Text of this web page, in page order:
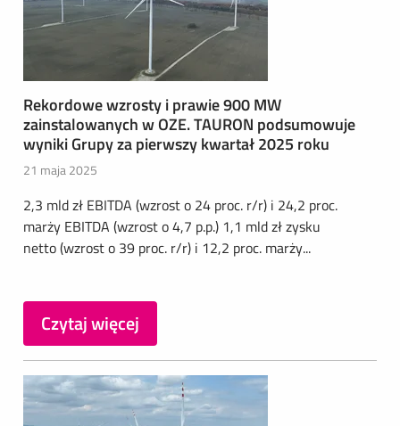
Rekordowe wzrosty i prawie 900 MW
zainstalowanych w OZE. TAURON podsumowuje
wyniki Grupy za pierwszy kwartał 2025 roku
21 maja 2025
2,3 mld zł EBITDA (wzrost o 24 proc. r/r) i 24,2 proc.
marży EBITDA (wzrost o 4,7 p.p.) 1,1 mld zł zysku
netto (wzrost o 39 proc. r/r) i 12,2 proc. marży...
Czytaj więcej